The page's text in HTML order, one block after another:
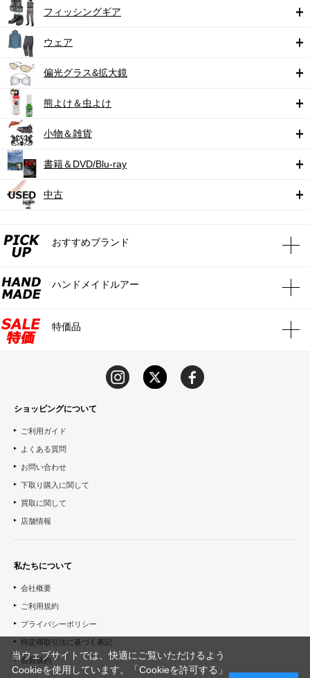
フィッシングギア
ウェア
偏光グラス&拡大鏡
熊よけ＆虫よけ
小物＆雑貨
書籍＆DVD/Blu-ray
中古
おすすめブランド
ハンドメイドルアー
特価品
ショッピングについて
ご利用ガイド
よくある質問
お問い合わせ
下取り購入に関して
買取に関して
店舗情報
私たちについて
会社概要
ご利用規約
プライバシーポリシー
特定商取引法に基づく表記
会員規約
当ウェブサイトでは、快適にご覧いただけるよう
Cookieを使用しています。「Cookieを許可する」